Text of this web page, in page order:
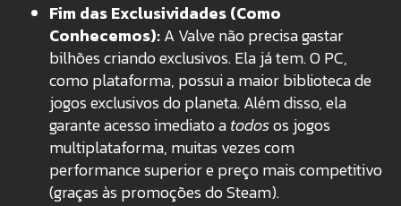
Fim das Exclusividades (Como
Conhecemos):A Valve não precisa gastar
bilhões criando exclusivos. Ela já tem. O PC,
como plataforma, possui a maior biblioteca de
jogos exclusivos do planeta. Além disso, ela
garante acesso imediato atodosos jogos
multiplataforma, muitas vezes com
performance superior e preço mais competitivo
(graças às promoções do Steam).